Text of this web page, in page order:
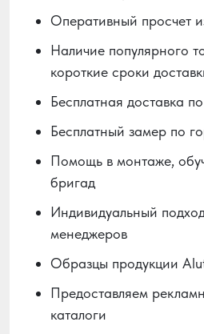
Оперативный просчет
Наличие популярного
короткие сроки
Бесплатная доставка
Бесплатный замер по
Помощь в монтаже,
бригад
Индивидуальный
менеджеров
Образцы продукции
Предоставляем
каталоги